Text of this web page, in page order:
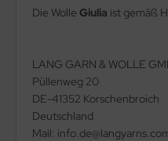
Die Wolle Giulia ist gemäß
LANG GARN & WOLLE
Püllenweg 20
DE-41352 Korschenbroich
Deutschland
Mail: